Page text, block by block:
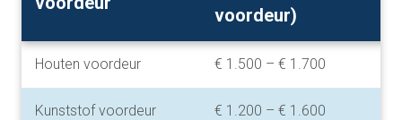
voordeur)
Houten voordeur € 1.500 – € 1.700
Kunststof voordeur € 1.200 – € 1.600